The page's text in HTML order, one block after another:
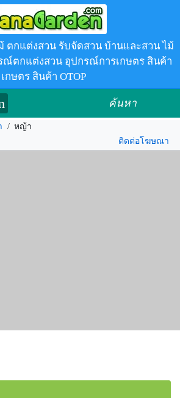
ตกแต่งสวน รับจัดสวน บ้านและสวน ไม้
ณ์ตกแต่งสวน อุปกรณ์การเกษตร สินค้า
เกษตร สินค้า OTOP
ค้นหา
/ หญ้า
ติดต่อโฆษณา